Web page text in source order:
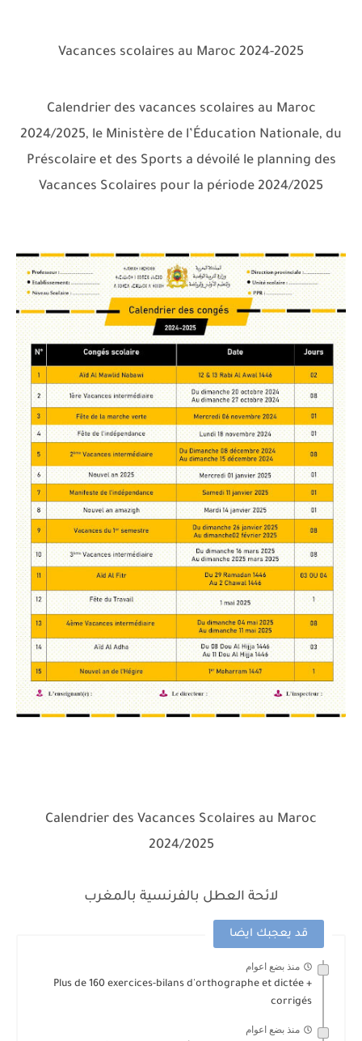
Vacances scolaires au Maroc 2024-2025
Calendrier des vacances scolaires au Maroc
2024/2025, le Ministère de l’Éducation Nationale, du
Préscolaire et des Sports a dévoilé le planning des
Vacances Scolaires pour la période 2024/2025
Calendrier des Vacances Scolaires au Maroc
2024/2025
لائحة العطل بالفرنسية بالمغرب
قد يعجبك ايضا
منذ بضع اعوام
Plus de 160 exercices-bilans d'orthographe et dictée +
corrigés
منذ بضع اعوام